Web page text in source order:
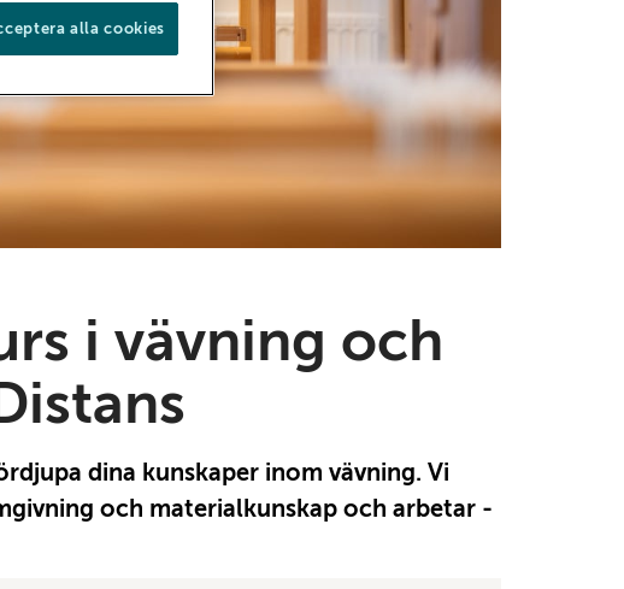
i vävning och
dina kunskaper inom vävning. Vi
och materialkunskap och arbetar -
alla cookies